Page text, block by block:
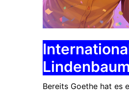
Lindenbaum
Bereits Goethe hat es